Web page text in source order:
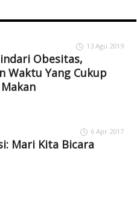
13 Agu 2019
Obesitas,
Waktu Yang Cukup
6 Apr 2017
Mari Kita Bicara